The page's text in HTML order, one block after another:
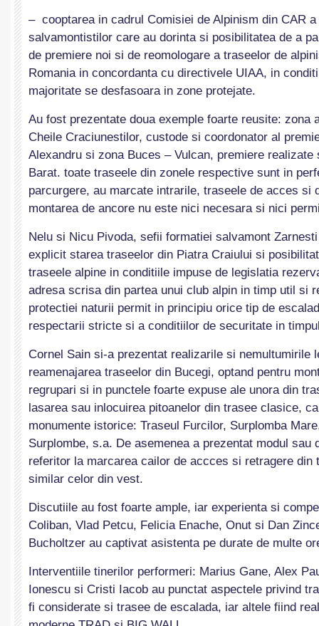
– cooptarea in cadrul Comisiei de Alpinism din CAR
salvamontistilor care au dorinta si posibilitatea de a
de premiere noi si de reomologare a traseelor de
Romania in concordanta cu directivele UIAA, in
majoritate se desfasoara in zone protejate.
Au fost prezentate doua exemple foarte reusite: zona
Cheile Craciunestilor, custode si coordonator al
Alexandru si zona Buces – Vulcan, premiere
Barat. toate traseele din zonele respective sunt in
parcurgere, au marcate intrarile, traseele de acces si
montarea de ancore nu este nici necesara si nici
Nelu si Nicu Pivoda, sefii formatiei salvamont
explicit starea traseelor din Piatra Craiului si
traseele alpine in conditiile impuse de legislatia
adresa scrisa din partea unui club alpin in timp util si
protectiei naturii permit in principiu orice tip de
respectarii stricte si a conditiilor de securitate in
Cornel Sain si-a prezentat realizarile si nemultumirile
reamenajarea traseelor din Bucegi, optand pentru
regrupari si in punctele foarte expuse ale unora din
lasarea sau inlocuirea pitoanelor din trasee clasice,
monumente istorice: Traseul Furcilor, Surplomba
Surplombe, s.a. De asemenea a prezentat modul sau
referitor la marcarea cailor de accces si retragere din
similar celor din vest.
Discutiile au fost foarte ample, iar experienta si
Coliban, Vlad Petcu, Felicia Enache, Onut si Dan
Bucholtzer au captivat asistenta pe durate de multe
Interventiile tinerilor performeri: Marius Gane, Alex
Ionescu si Cristi Iacob au punctat aspectele privind
fi considerate si trasee de escalada, iar altele fiind